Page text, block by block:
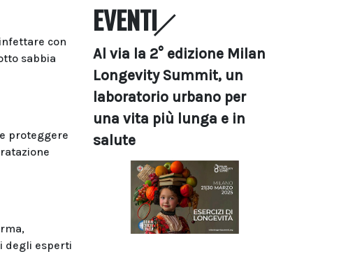
con
sabbia
proteggere
degli esperti
EVENTI
Al via la 2° edizione Milan
Longevity Summit, un
laboratorio urbano per
una vita più lunga e in
salute